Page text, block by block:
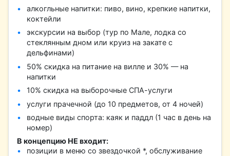
алкогльные напитки: пиво, вино, крепкие напитки,
коктейли
экскурсии на выбор (тур по Мале, лодка со
стеклянным дном или круиз на закате с
дельфинами)
50% скидка на питание на вилле и 30% — на
напитки
10% скидка на выборочные СПА-услуги
услуги прачечной (до 10 предметов, от 4 ночей)
водные виды спорта: каяк и паддл (1 час в день на
номер)
В концепцию НЕ входит:
позиции в меню со звездочкой *, обслуживание